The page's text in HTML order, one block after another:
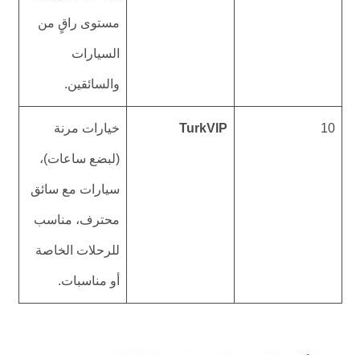
مستوى راقٍ من
السيارات
والسائقين.
10
TurkVIP خيارات مرنة
(لبضع ساعات)،
سيارات مع سائق
محترف، مناسب
للرحلات الخاصة
أو مناسبات.